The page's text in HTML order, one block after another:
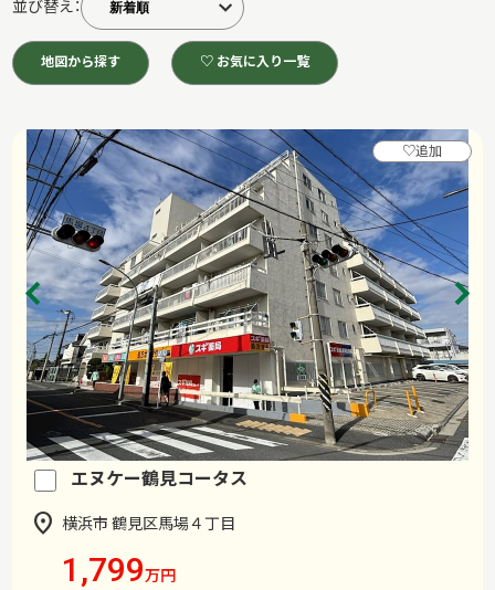
並び替え：
地図から探す ♡ お気に入り一覧
エヌケー鶴見コータス
横浜市 鶴見区馬場４丁目
1,799万円
♡追加